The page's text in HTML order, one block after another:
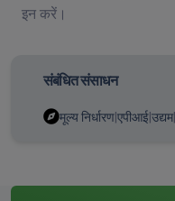
इन करें।
संबंधित संसाधन
मूल्य निर्धारणएपीआईउद्यम